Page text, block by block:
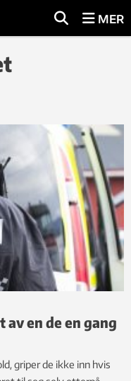
MER
en de en gang
griper de ikke inn hvis